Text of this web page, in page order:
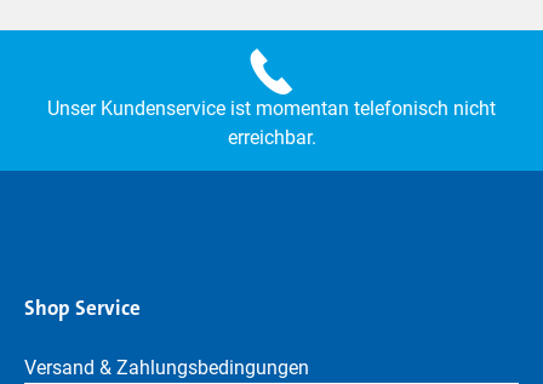
Unser Kundenservice ist momentan telefonisch nicht
erreichbar.
Shop Service
Versand & Zahlungsbedingungen